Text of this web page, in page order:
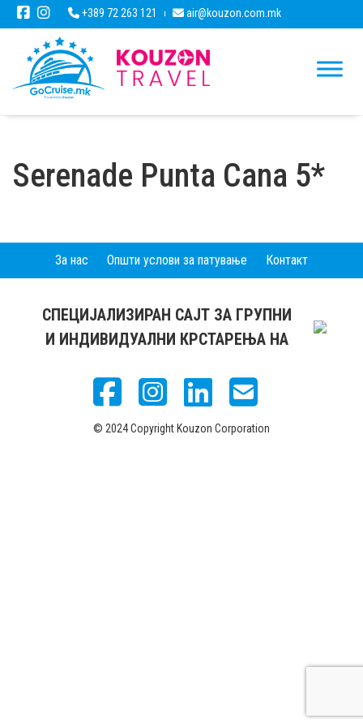
+389 72 263 121 air@kouzon.com.mk
Serenade Punta Cana 5*
За нас Општи услови за патување Контакт
СПЕЦИЈАЛИЗИРАН САЈТ ЗА ГРУПНИ
И ИНДИВИДУАЛНИ КРСТАРЕЊА НА
© 2024 Copyright Kouzon Corporation